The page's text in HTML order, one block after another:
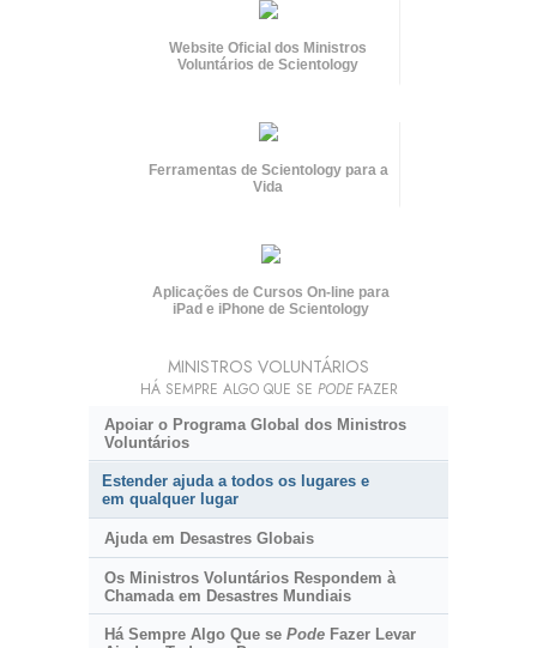
Website Oficial dos Ministros
Voluntários de Scientology
Ferramentas de Scientology para a
Vida
Aplicações de Cursos On-line para
iPad e iPhone de Scientology
MINISTROS VOLUNTÁRIOS
HÁ SEMPRE ALGO QUE SE PODEFAZER
Apoiar o Programa Global dos Ministros
Voluntários
Estender ajuda a todos os lugares e
em qualquer lugar
Ajuda em Desastres Globais
Os Ministros Voluntários Respondem à
Chamada em Desastres Mundiais
Há Sempre Algo Que se PodeFazer Levar